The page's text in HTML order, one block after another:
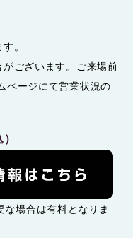
。
ございます。ご来場前
ページにて営業状況の
場合は有料となりま